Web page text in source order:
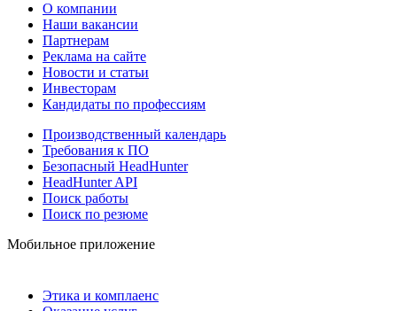
О компании
Наши вакансии
Партнерам
Реклама на сайте
Новости и статьи
Инвесторам
Кандидаты по профессиям
Производственный календарь
Требования к ПО
Безопасный HeadHunter
HeadHunter API
Поиск работы
Поиск по резюме
Мобильное приложение
Этика и комплаенс